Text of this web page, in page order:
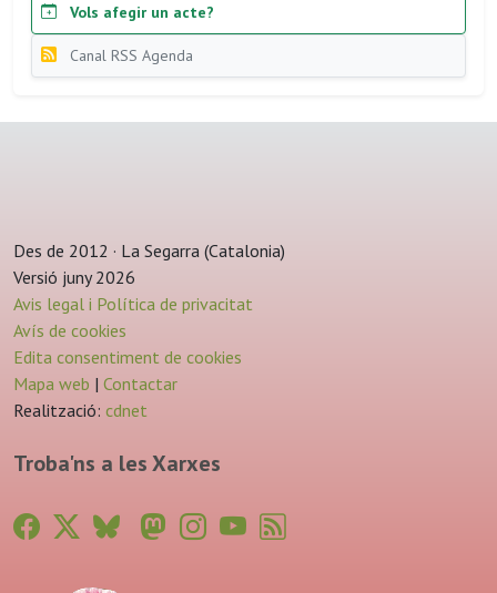
Vols afegir un acte?
Canal RSS Agenda
Des de 2012 · La Segarra (Catalonia)
Versió juny 2026
Avis legal i Política de privacitat
Avís de cookies
Edita consentiment de cookies
Mapa web | Contactar
Realització: cdnet
Troba'ns a les Xarxes